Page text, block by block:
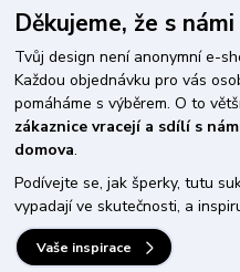
Děkujeme, že s
Tvůj design není anonymní e-
Každou objednávku pro vás
pomáháme s výběrem. O to
zákaznice vracejí a sdílí s
domova.
Podívejte se, jak šperky, tutu
vypadají ve skutečnosti, a
Vaše inspirace